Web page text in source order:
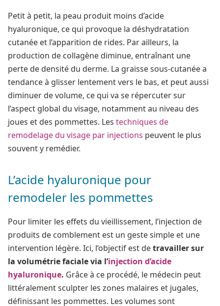
Petit à petit, la peau produit moins d’acide
hyaluronique, ce qui provoque la déshydratation
cutanée et l’apparition de rides. Par ailleurs, la
production de collagène diminue, entraînant une
perte de densité du derme. La graisse sous-cutanée a
tendance à glisser lentement vers le bas, et peut aussi
diminuer de volume, ce qui va se répercuter sur
l’aspect global du visage, notamment au niveau des
joues et des pommettes. Les techniques de
remodelage du visage par injections peuvent le plus
souvent y remédier.
L’acide hyaluronique pour
remodeler les pommettes
Pour limiter les effets du vieillissement, l’injection de
produits de comblement est un geste simple et une
intervention légère. Ici, l’objectif est detravailler sur
la volumétrie faciale via l’injection d’acide
hyaluronique. Grâce à ce procédé, le médecin peut
littéralement sculpter les zones malaires et jugales,
définissant les pommettes. Les volumes sont